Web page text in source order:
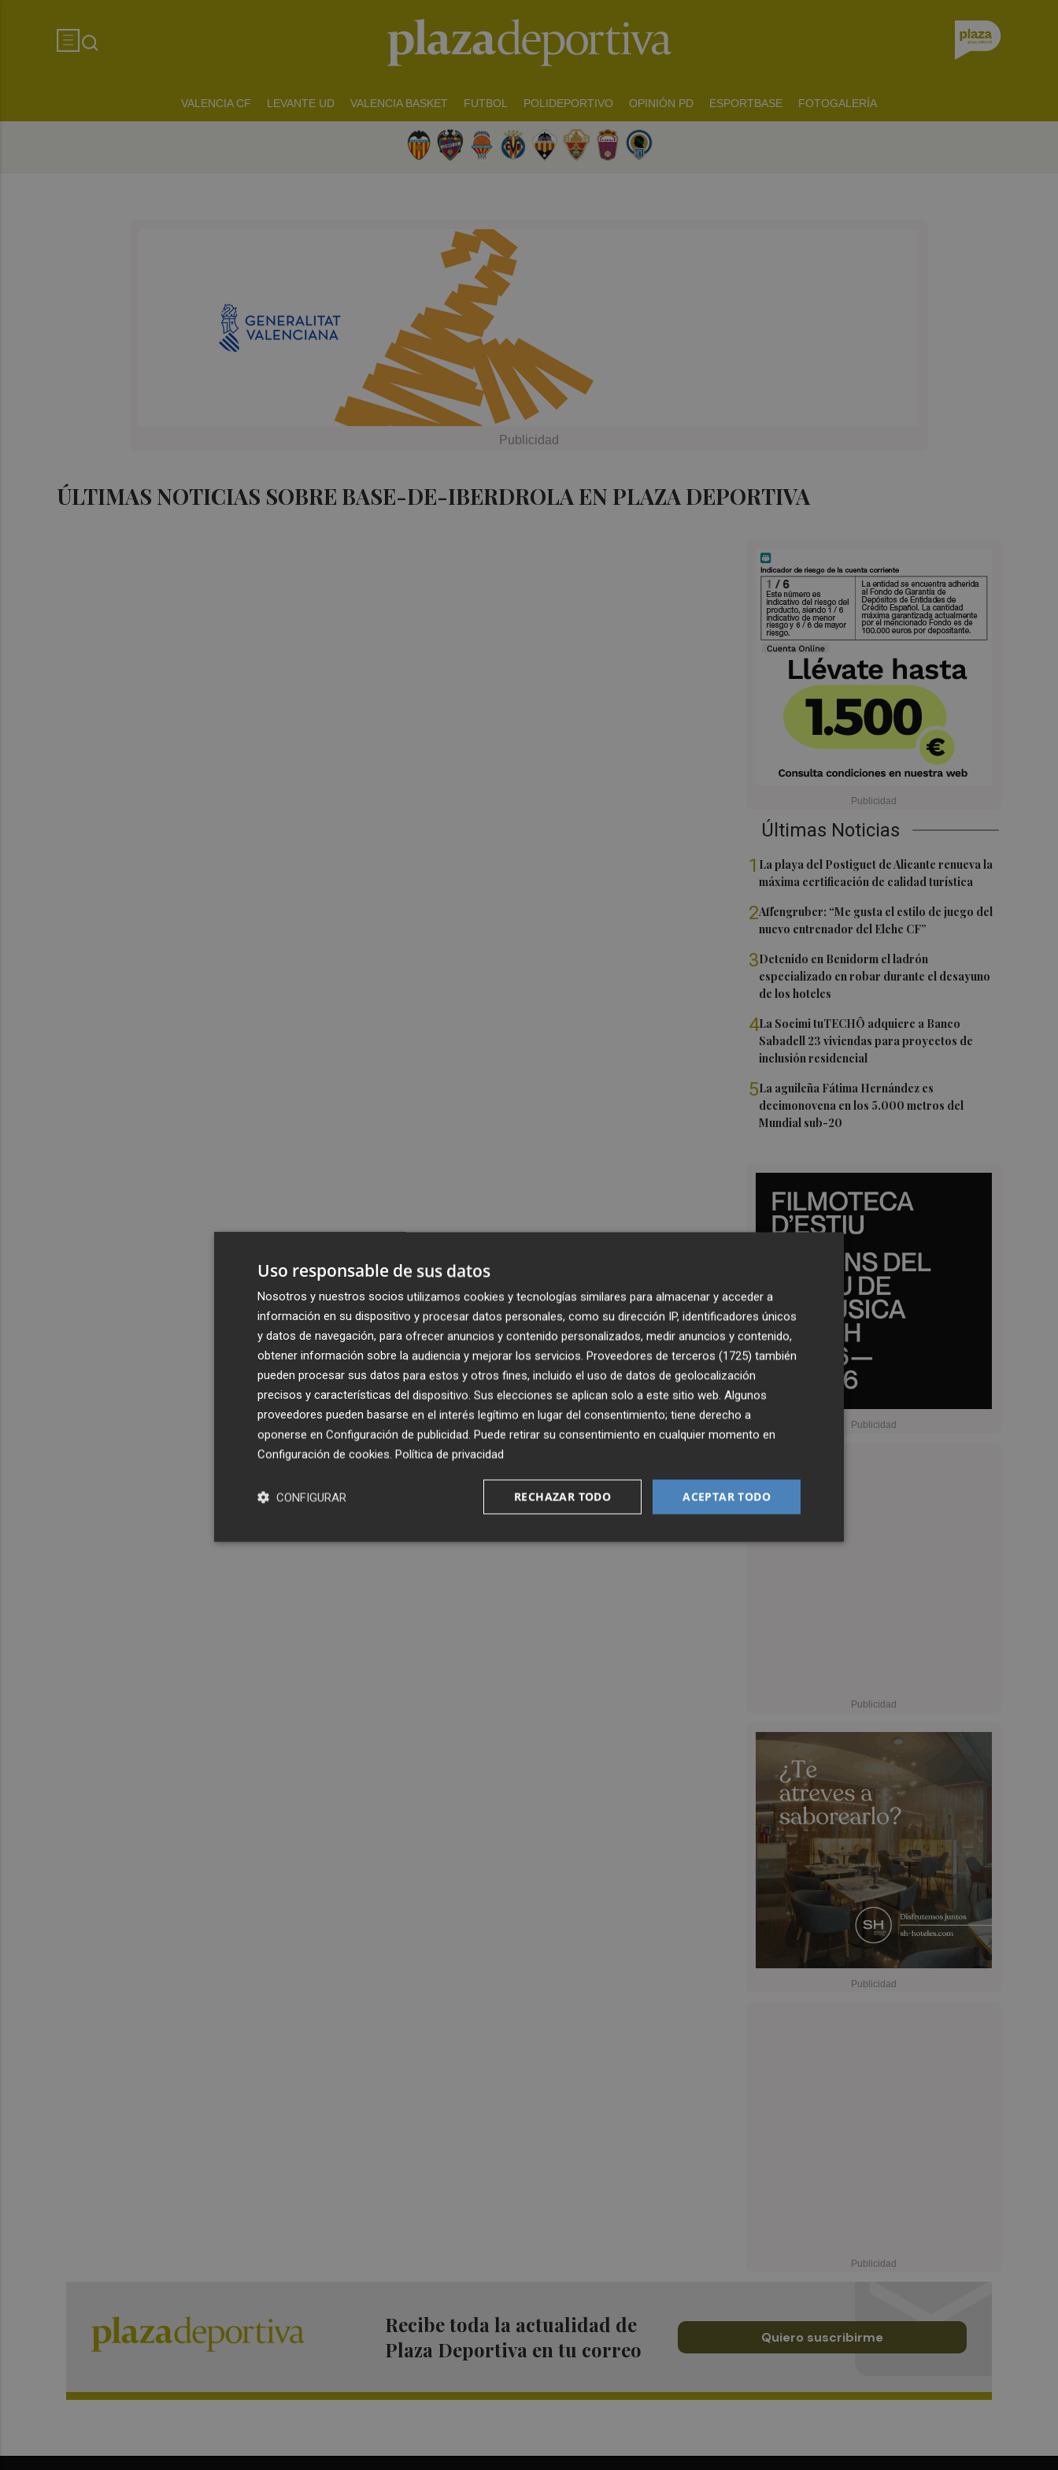
VALENCIA CF LEVANTE UD VALENCIA BASKET FUTBOL POLIDEPORTIVO OPINIÓN PD ESPORTBASE FOTOGALERÍA
ÚLTIMAS NOTICIAS SOBRE BASE-DE-IBERDROLA EN PLAZA DEPORTIVA
Últimas Noticias
1 La playa del Postiguet de Alicante renueva la
máxima certificación de calidad turística
2Affengruber: “Me gusta el estilo de juego del
nuevo entrenador del Elche CF”
3Detenido en Benidorm el ladrón
especializado en robar durante el desayuno
de los hoteles
4La Socimi tuTECHÔ adquiere a Banco
Sabadell 23 viviendas para proyectos de
inclusión residencial
5La aguileña Fátima Hernández es
decimonovena en los 5.000 metros del
Mundial sub-20
Recibe toda la actualidad de
Plaza Deportiva en tu correo
Quiero suscribirme
Uso responsable de sus datos
Nosotros y nuestros socios utilizamos cookies y tecnologías similares para almacenar y acceder a
información en su dispositivo y procesar datos personales, como su dirección IP, identificadores únicos
y datos de navegación, para ofrecer anuncios y contenido personalizados, medir anuncios y contenido,
obtener información sobre la audiencia y mejorar los servicios. Proveedores de terceros (1725) también
pueden procesar sus datos para estos y otros fines, incluido el uso de datos de geolocalización
precisos y características del dispositivo. Sus elecciones se aplican solo a este sitio web. Algunos
proveedores pueden basarse en el interés legítimo en lugar del consentimiento; tiene derecho a
oponerse en Configuración de publicidad. Puede retirar su consentimiento en cualquier momento en
Configuración de cookies. Política de privacidad
ACEPTAR TODO
RECHAZAR TODO
CONFIGURAR